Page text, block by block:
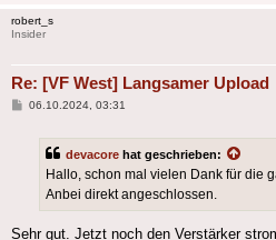
robert_s
Insider
Re: [VF West] Langsamer Upload
Beitrag
06.10.2024, 03:31
devacore hat geschrieben:
Hallo, schon mal vielen Dank für die
Anbei direkt angeschlossen.
Sehr gut. Jetzt noch den Verstärker